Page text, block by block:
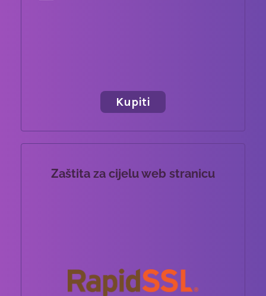
Kupiti
Zaštita za cijelu web stranicu